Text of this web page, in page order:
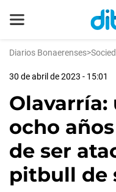
Diarios Bonaerenses>
30 de abril de 2023 - 15:01
Olavarría:
ocho
de ser
pitbull de